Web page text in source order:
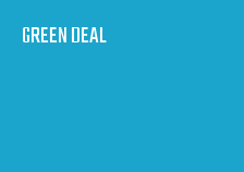
GREEN DEAL